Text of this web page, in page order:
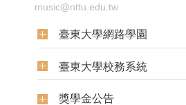
music@nttu.edu.tw
臺東大學網路學園
臺東大學校務系統
獎學金公告